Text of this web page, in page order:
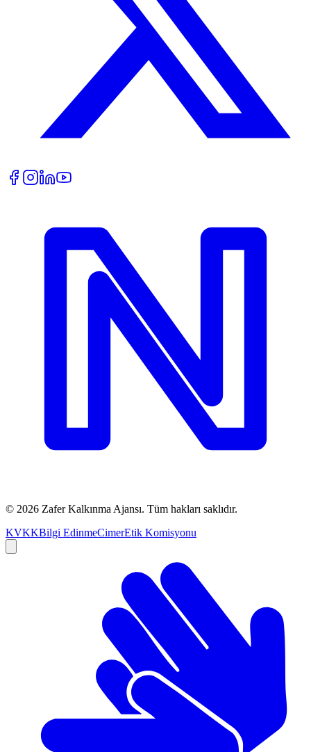
© 2026 Zafer Kalkınma Ajansı. Tüm hakları saklıdır.
KVKKBilgi EdinmeCimerEtik Komisyonu